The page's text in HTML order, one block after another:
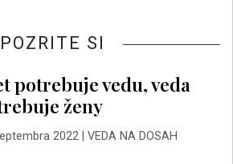
POZRITE SI
potrebuje vedu, veda
ženy
2022| VEDA NA DOSAH